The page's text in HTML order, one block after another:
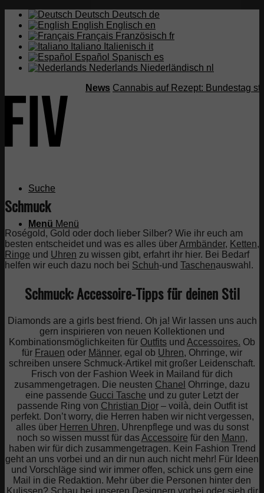
Deutsch Deutsch de
English Englisch en
Français Französisch fr
Italiano Italienisch it
Español Spanisch es
Nederlands Niederländisch nl
News Cannabis auf Rezept: Bundestag
Suche
Menü Menü
Schmuck
Roségold, Gold oder doch lieber Silber? Wie ihr euch am
besten entscheidet und was es alles überArmbänder, Ketten,
Ringe und Uhren zu wissen gibt, erfahrt ihr hier. Bei Bedarf
helfen wir euch dazu noch bei Schuh-und Taschenauswahl.
Schmuck: Accessoire-Tipps für deinen Stil
Diamonds are a girls best friend. Oh ja! Wir lassen uns auch
gern inspirieren von neuen Kollektionen und
Kombinationsmöglichkeiten für Outfits und Accessoires. Ob
für Frauen oder Männer, egal ob Uhren, Ohrringe, wir
schreiben unsere Schmuck-Artikel mit großer Leidenschaft.
Frisch von der Fashion Week in Mailand für dich
zusammengetragen. Die neusten Chanel Ohrringe, dazu
eine passende Gucci Tasche und zu guter Letzt der
passende Ring von Christian Dior– voilà, dein Outfit ist
perfekt. Don’t worry, die Herren haben wir nicht vergessen,
alles über Herren Uhren, Uhrenpflege und was du sonst
noch so wissen musst für dasAccessoire für den Mann,
haben wir für dich zusammengetragen. Kein Fashion Trend
geht an uns vorbei und an dir nun auch nicht mehr! Für Ideen
und Vorschläge sind wir immer offen, schick uns gern eine
Mail in die Redaktion. Mehr über die Personen hinter den
Kulissen? Schau bei unseren Designern vorbei oder sieh dir